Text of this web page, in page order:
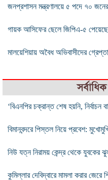
জনপ্রশাসন মন্ত্রণালয়ে ৫ পদে ৭০
গায়ক আসিফের ছেলে জিপিএ-৫ পেয়েছে
মালয়েশিয়ায় অবৈধ অভিবাসীদের
‘বিএনপির চক্রান্ত শেষ হয়নি, নির্বাচন
বিমানবন্দরে পিস্তল নিয়ে প্রবেশ:
নিউ যত্ন নিরাময় কেন্দ্র থেকে যুবকের
কুমিল্লার দেবিদ্বারে মামলা করার জেরে